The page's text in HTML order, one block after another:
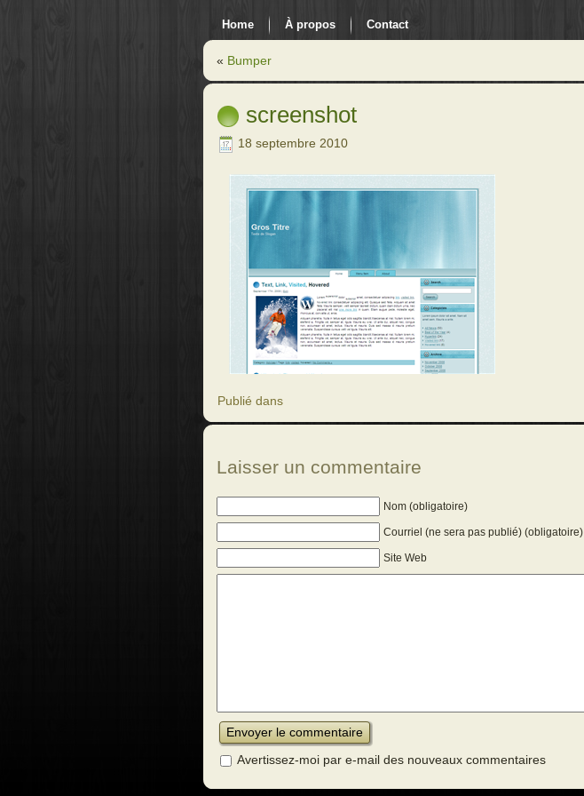
Home À propos Contact
« Bumper
screenshot
18 septembre 2010
Publié dans
Laisser un commentaire
Nom (obligatoire)
Courriel (ne sera pas publié) (obligatoire)
Site Web
Avertissez-moi par e-mail des nouveaux commentaires